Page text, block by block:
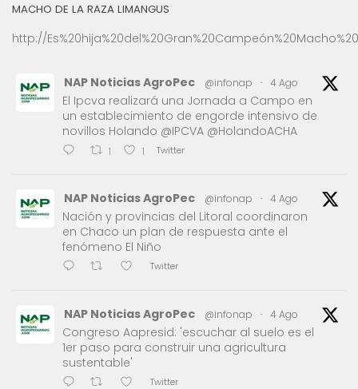
MACHO DE LA RAZA LIMANGUS
http://
NAP Noticias AgroPec @infonap · 4 Ago
El Ipcva realizará una Jornada a Campo en
un establecimiento de engorde intensivo de
novillos Holando @IPCVA @HolandoACHA
1 1 Twitter
NAP Noticias AgroPec @infonap · 4 Ago
Nación y provincias del Litoral coordinaron
en Chaco un plan de respuesta ante el
fenómeno El Niño
Twitter
NAP Noticias AgroPec @infonap · 4 Ago
Congreso Aapresid: 'escuchar al suelo es el
1er paso para construir una agricultura
sustentable'
Twitter